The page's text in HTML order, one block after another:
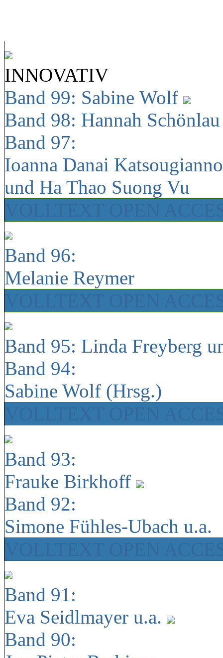
INNOVATIV
Band 99: Sabine Wolf
Band 98: Hannah
Band 97:
Ioanna Danai
und Ha Thao Suong Vu
Band 96:
Melanie Reymer
Band 95: Linda Freyberg
Band 94:
Sabine Wolf (Hrsg.)
Band 93:
Frauke Birkhoff
Band 92:
Simone Fühles-Ubach u.a.
Band 91:
Eva Seidlmayer u.a.
Band 90: